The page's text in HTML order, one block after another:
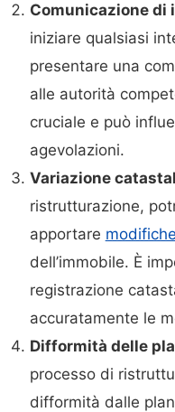
Comunicazione di
iniziare qualsiasi
presentare una
alle autorità
cruciale e può
agevolazioni.
Variazione
ristrutturazione,
apportare
dell’immobile. È
registrazione
accuratamente le
Difformità delle
processo di
difformità dalle